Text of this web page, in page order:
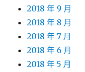
2018 年 9 月
2018 年 8 月
2018 年 7 月
2018 年 6 月
2018 年 5 月